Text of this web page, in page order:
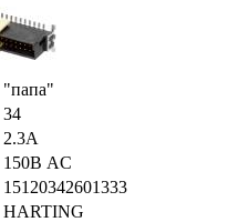
"папа"
34
2.3А
150В AC
15120342601333
HARTING